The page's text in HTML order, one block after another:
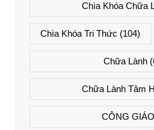
Chìa Khóa Chữa
Chìa Khóa Tri Thức (104)
Chữa Lành
Chữa Lành Tâm
CÔNG GIÁO